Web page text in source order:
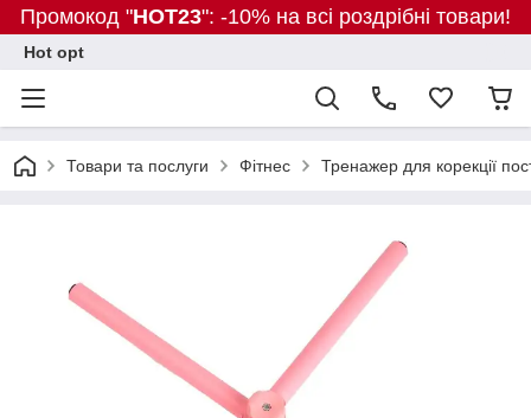
Промокод "HOT23": -10% на всі роздрібні товари!
Hot opt
Товари та послуги Фітнес Тренажер для корекції